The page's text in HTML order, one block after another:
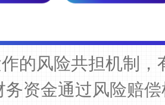
的风险共担机制
务资金通过风险赔